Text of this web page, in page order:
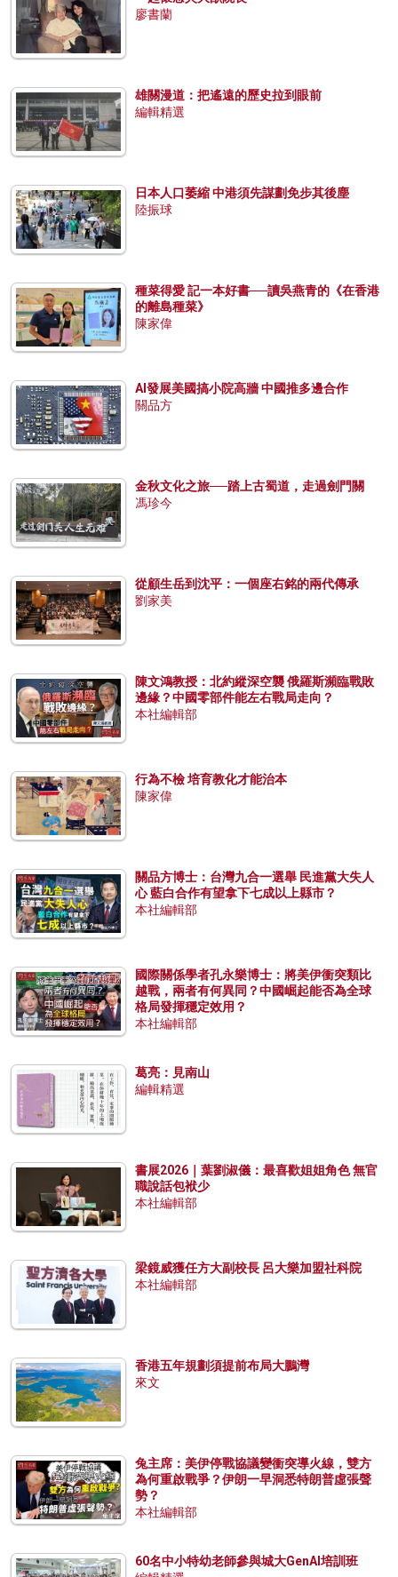
廖書蘭
雄關漫道：把遙遠的歷史拉到眼前
編輯精選
日本人口萎縮 中港須先謀劃免步其後塵
陸振球
種菜得愛 記一本好書──讀吳燕青的《在香港
的離島種菜》
陳家偉
AI發展美國搞小院高牆 中國推多邊合作
關品方
金秋文化之旅──踏上古蜀道，走過劍門關
馮珍今
從顧生岳到沈平：一個座右銘的兩代傳承
劉家美
陳文鴻教授：北約縱深空襲 俄羅斯瀕臨戰敗
邊緣？中國零部件能左右戰局走向？
本社編輯部
行為不檢 培育教化才能治本
陳家偉
關品方博士：台灣九合一選舉 民進黨大失人
心 藍白合作有望拿下七成以上縣市？
本社編輯部
國際關係學者孔永樂博士：將美伊衝突類比
越戰，兩者有何異同？中國崛起能否為全球
格局發揮穩定效用？
本社編輯部
葛亮：見南山
編輯精選
書展2026｜葉劉淑儀：最喜歡姐姐角色 無官
職說話包袱少
本社編輯部
梁鏡威獲任方大副校長 呂大樂加盟社科院
本社編輯部
香港五年規劃須提前布局大鵬灣
來文
兔主席：美伊停戰協議變衝突導火線，雙方
為何重啟戰爭？伊朗一早洞悉特朗普虛張聲
勢？
本社編輯部
60名中小特幼老師參與城大GenAI培訓班